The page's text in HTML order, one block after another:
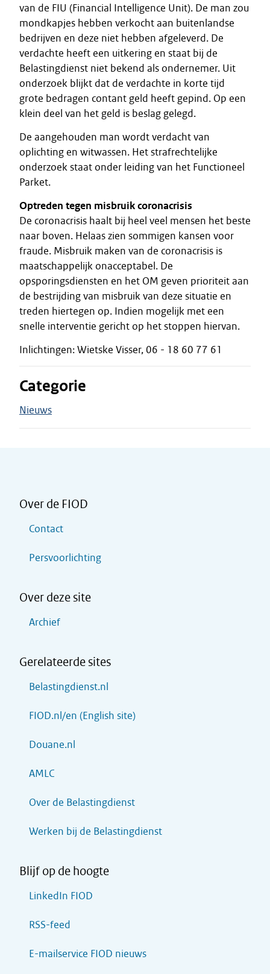
van de FIU (Financial Intelligence Unit). De man zou
mondkapjes hebben verkocht aan buitenlandse
bedrijven en deze niet hebben afgeleverd. De
verdachte heeft een uitkering en staat bij de
Belastingdienst niet bekend als ondernemer. Uit
onderzoek blijkt dat de verdachte in korte tijd
grote bedragen contant geld heeft gepind. Op een
klein deel van het geld is beslag gelegd.
De aangehouden man wordt verdacht van
oplichting en witwassen. Het strafrechtelijke
onderzoek staat onder leiding van het Functioneel
Parket.
Optreden tegen misbruik coronacrisis
De coronacrisis haalt bij heel veel mensen het beste
naar boven. Helaas zien sommigen kansen voor
fraude. Misbruik maken van de coronacrisis is
maatschappelijk onacceptabel. De
opsporingsdiensten en het OM geven prioriteit aan
de bestrijding van misbruik van deze situatie en
treden hiertegen op. Indien mogelijk met een
snelle interventie gericht op het stoppen hiervan.
Inlichtingen: Wietske Visser, 06 - 18 60 77 61
Categorie
Nieuws
Over de FIOD
Contact
Persvoorlichting
Over deze site
Archief
Gerelateerde sites
Belastingdienst.nl
FIOD.nl/en (English site)
Douane.nl
AMLC
Over de Belastingdienst
Werken bij de Belastingdienst
Blijf op de hoogte
LinkedIn FIOD
RSS-feed
E-mailservice FIOD nieuws